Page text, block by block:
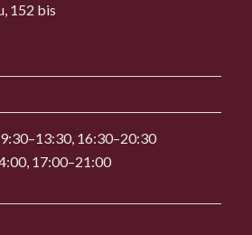
152 bis
16:30–20:30
17:00–21:00